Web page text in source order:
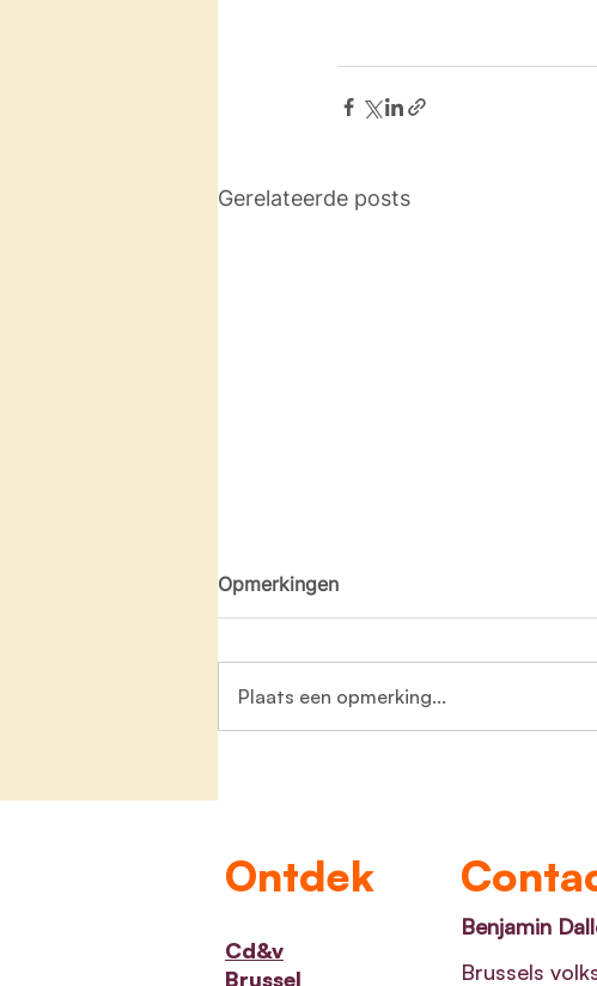
Gerelateerde posts
Opmerkingen
Plaats een opmerking...
Ontdek
Cd&v
Brussel
Benjamin
Brussels